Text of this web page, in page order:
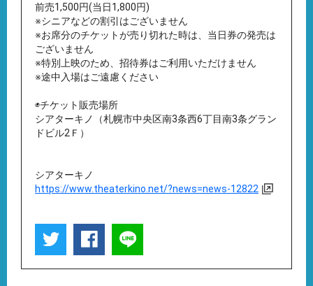
前売1,500円(当日1,800円)
※シニアなどの割引はございません
※お席分のチケットが売り切れた時は、当日券の発売は
ございません
※特別上映のため、招待券はご利用いただけません
※途中入場はご遠慮ください
◉チケット販売場所
シアターキノ（札幌市中央区南3条西6丁目南3条グラン
ドビル2Ｆ）
シアターキノ
https://www.theaterkino.net/?news=news-12822